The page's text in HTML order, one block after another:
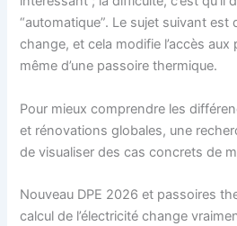
“automatique”. Le sujet suivant est
change, et cela modifie l’accès
même d’une passoire thermique.
Pour mieux comprendre les
et rénovations globales, une
de visualiser des cas concrets de
Nouveau DPE 2026 et passoires
calcul de l’électricité change